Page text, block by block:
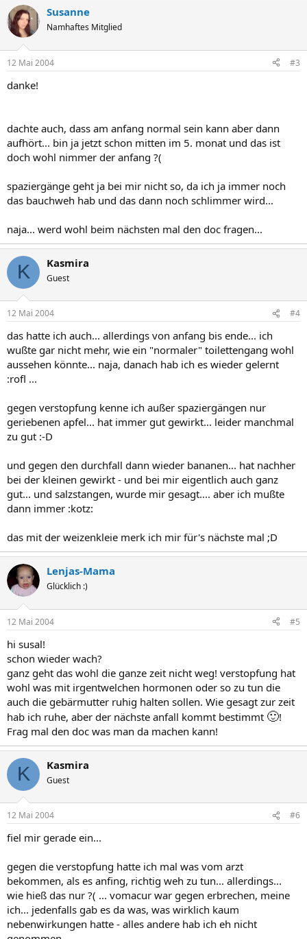
Susanne
Namhaftes Mitglied
12 Mai 2004 #3
danke!
dachte auch, dass am anfang normal sein kann aber dann
aufhört... bin ja jetzt schon mitten im 5. monat und das ist
doch wohl nimmer der anfang ?(
spaziergänge geht ja bei mir nicht so, da ich ja immer noch
das bauchweh hab und das dann noch schlimmer wird...
naja... werd wohl beim nächsten mal den doc fragen...
K Kasmira
Guest
12 Mai 2004 #4
das hatte ich auch... allerdings von anfang bis ende... ich
wußte gar nicht mehr, wie ein "normaler" toilettengang wohl
aussehen könnte... naja, danach hab ich es wieder gelernt
:rofl ...
gegen verstopfung kenne ich außer spaziergängen nur
geriebenen apfel... hat immer gut gewirkt... leider manchmal
zu gut :-D
und gegen den durchfall dann wieder bananen... hat nachher
bei der kleinen gewirkt - und bei mir eigentlich auch ganz
gut... und salzstangen, wurde mir gesagt.... aber ich mußte
dann immer :kotz:
das mit der weizenkleie merk ich mir für's nächste mal ;D
Lenjas-Mama
Glücklich :)
12 Mai 2004 #5
hi susal!
schon wieder wach?
ganz geht das wohl die ganze zeit nicht weg! verstopfung hat
wohl was mit irgentwelchen hormonen oder so zu tun die
auch die gebärmutter ruhig halten sollen. Wie gesagt zur zeit
hab ich ruhe, aber der nächste anfall kommt bestimmt 🙂!
Frag mal den doc was man da machen kann!
K Kasmira
Guest
12 Mai 2004 #6
fiel mir gerade ein...
gegen die verstopfung hatte ich mal was vom arzt
bekommen, als es anfing, richtig weh zu tun... allerdings...
wie hieß das nur ?( ... vomacur war gegen erbrechen, meine
ich... jedenfalls gab es da was, was wirklich kaum
nebenwirkungen hatte - alles andere hab ich eh nicht